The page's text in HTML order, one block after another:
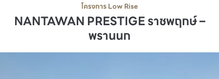
โครงการ Low Rise
NANTAWAN PRESTIGE ราชพฤกษ์ –
พรานนก